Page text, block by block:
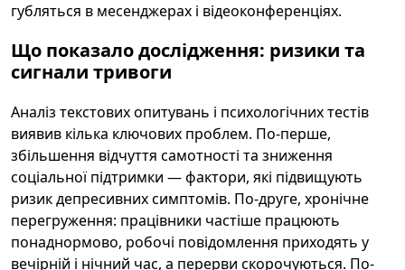
губляться в месенджерах і відеоконференціях.
Що показало дослідження: ризики та
сигнали тривоги
Аналіз текстових опитувань і психологічних тестів
виявив кілька ключових проблем. По-перше,
збільшення відчуття самотності та зниження
соціальної підтримки — фактори, які підвищують
ризик депресивних симптомів. По-друге, хронічне
перегруження: працівники частіше працюють
понаднормово, робочі повідомлення приходять у
вечірній і нічний час, а перерви скорочуються. По-